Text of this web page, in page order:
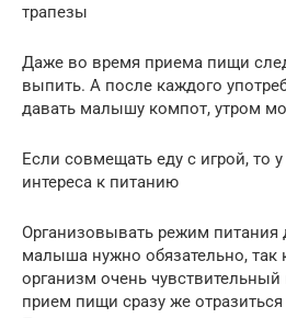
трапезы
Даже во время приема пищи
выпить. А после каждого
давать малышу компот, утром
Если совмещать еду с игрой, то
интереса к питанию
Организовывать режим питания
малыша нужно обязательно, так
организм очень
прием пищи сразу же